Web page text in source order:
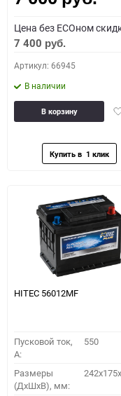
Цена без ECOном
7 400 руб.
Артикул: 66945
В наличии
В корзину
HITEC 56012MF
Пусковой ток,
A:
550
Размеры
(ДхШхВ), мм: